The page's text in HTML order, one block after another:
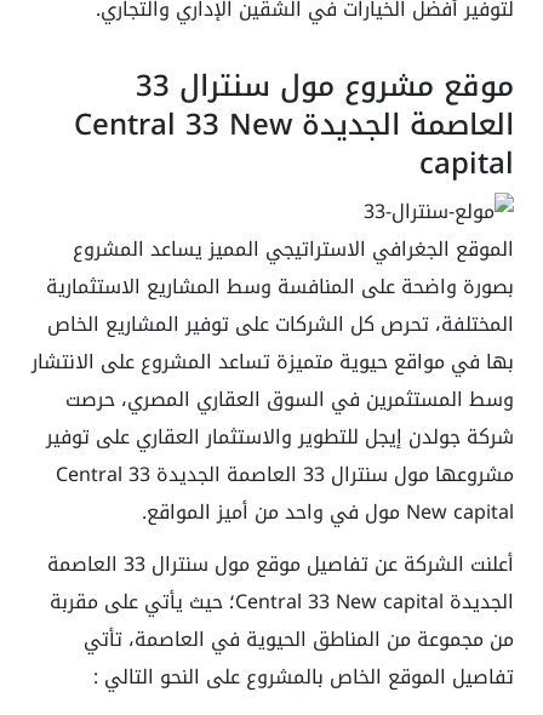
لتوفير أفضل الخيارات في الشقين الإداري والتجاري.
موقع مشروع مول سنترال 33
العاصمة الجديدة Central 33 New
capital
الموقع الجغرافي الاستراتيجي المميز يساعد المشروع
بصورة واضحة على المنافسة وسط المشاريع الاستثمارية
المختلفة، تحرص كل الشركات على توفير المشاريع الخاص
بها في مواقع حيوية متميزة تساعد المشروع على الانتشار
وسط المستثمرين في السوق العقاري المصري، حرصت
شركة جولدن إيجل للتطوير والاستثمار العقاري على توفير
مشروعها مول سنترال 33 العاصمة الجديدة Central 33
New capital مول في واحد من أميز المواقع.
أعلنت الشركة عن تفاصيل موقع مول سنترال 33 العاصمة
الجديدة Central 33 New capital؛ حيث يأتي على مقربة
من مجموعة من المناطق الحيوية في العاصمة، تأتي
تفاصيل الموقع الخاص بالمشروع على النحو التالي :